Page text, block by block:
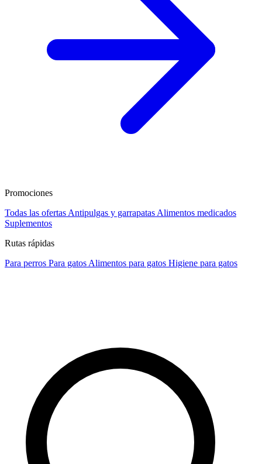
Promociones
Todas las ofertas Antipulgas y garrapatas Alimentos medicados
Suplementos
Rutas rápidas
Para perros Para gatos Alimentos para gatos Higiene para gatos